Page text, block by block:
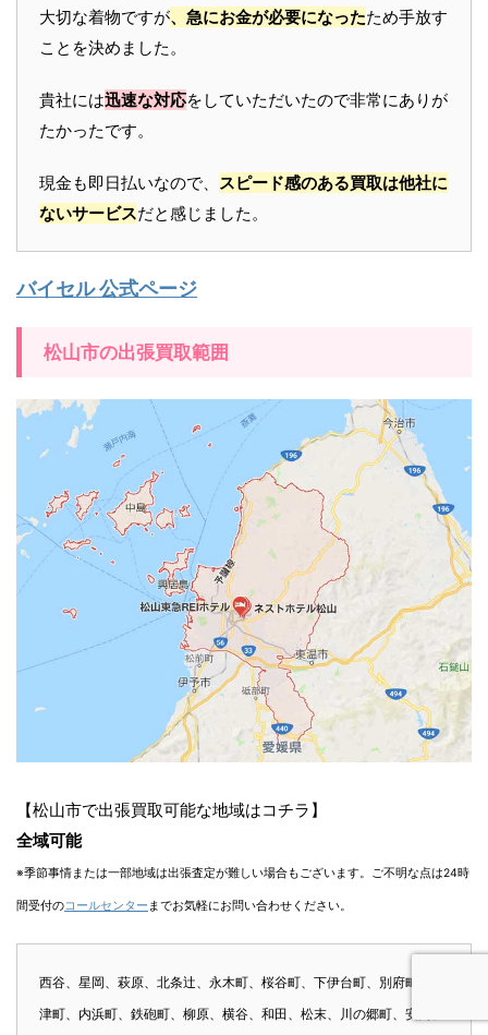
大切な着物ですが、急にお金が必要になったため手放す
ことを決めました。
貴社には迅速な対応をしていただいたので非常にありが
たかったです。
現金も即日払いなので、
スピード感のある買取は他社に
ないサービスだと感じました。
バイセル 公式ページ
松山市の出張買取範囲
【松山市で出張買取可能な地域はコチラ】
全域可能
※季節事情または一部地域は出張査定が難しい場合もございます。ご不明な点は24時
間受付のコールセンター までお気軽にお問い合わせください。
西谷、星岡、萩原、北条辻、永木町、桜谷町、下伊台町、別府町、会
津町、内浜町、鉄砲町、柳原、横谷、和田、松末、川の郷町、安岡、